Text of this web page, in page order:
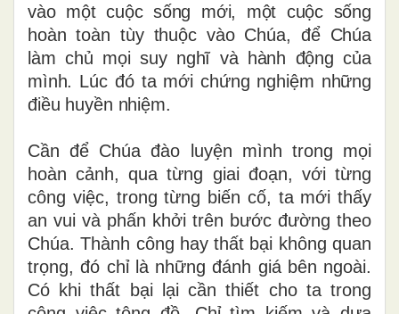
vào một cuộc sống mới, một cuộc sống
hoàn toàn tùy thuộc vào Chúa, để Chúa
làm chủ mọi suy nghĩ và hành động của
mình. Lúc đó ta mới chứng nghiệm những
điều huyền nhiệm.
Cần để Chúa đào luyện mình trong mọi
hoàn cảnh, qua từng giai đoạn, với từng
công việc, trong từng biến cố, ta mới thấy
an vui và phấn khởi trên bước đường theo
Chúa. Thành công hay thất bại không quan
trọng, đó chỉ là những đánh giá bên ngoài.
Có khi thất bại lại cần thiết cho ta trong